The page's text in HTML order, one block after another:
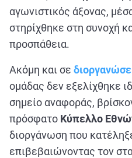
αγωνιστικός άξονας,
στηρίχθηκε στη συνοχή
προσπάθεια.
Ακόμη και σε
ομάδας δεν εξελίχθηκε
σημείο αναφοράς,
πρόσφατο Κύπελλο
διοργάνωση που
επιβεβαιώνοντας τον